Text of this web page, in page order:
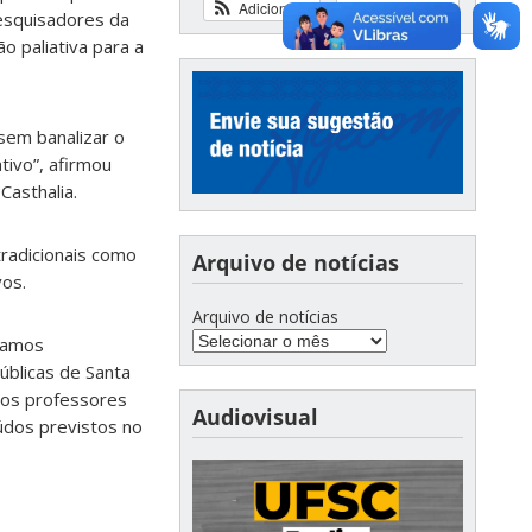
da
paliativa para a
banalizar o
afirmou
como
de Santa
professores
previstos no
Ver calendário
Adicionar
Arquivo de notícias
Arquivo de notícias
Audiovisual